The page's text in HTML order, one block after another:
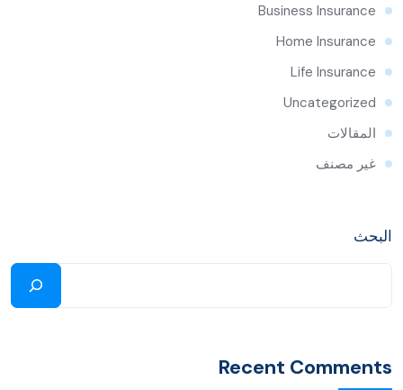
Business Insurance
Home Insurance
Life Insurance
Uncategorized
المقالات
غير مصنف
البحث
Recent Comments